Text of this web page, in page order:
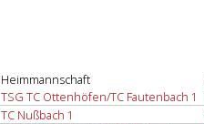
Heimmannschaft
TSG TC Ottenhöfen/TC Fautenbach 1
TC Nußbach 1